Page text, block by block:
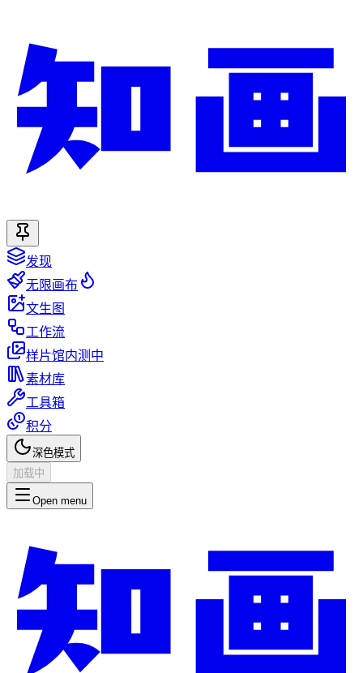
发现
无限画布
文生图
工作流
样片馆内测中
素材库
工具箱
积分
深色模式
加载中
Open menu